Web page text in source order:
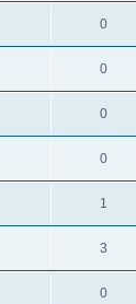
0
0
0
0
1
3
0